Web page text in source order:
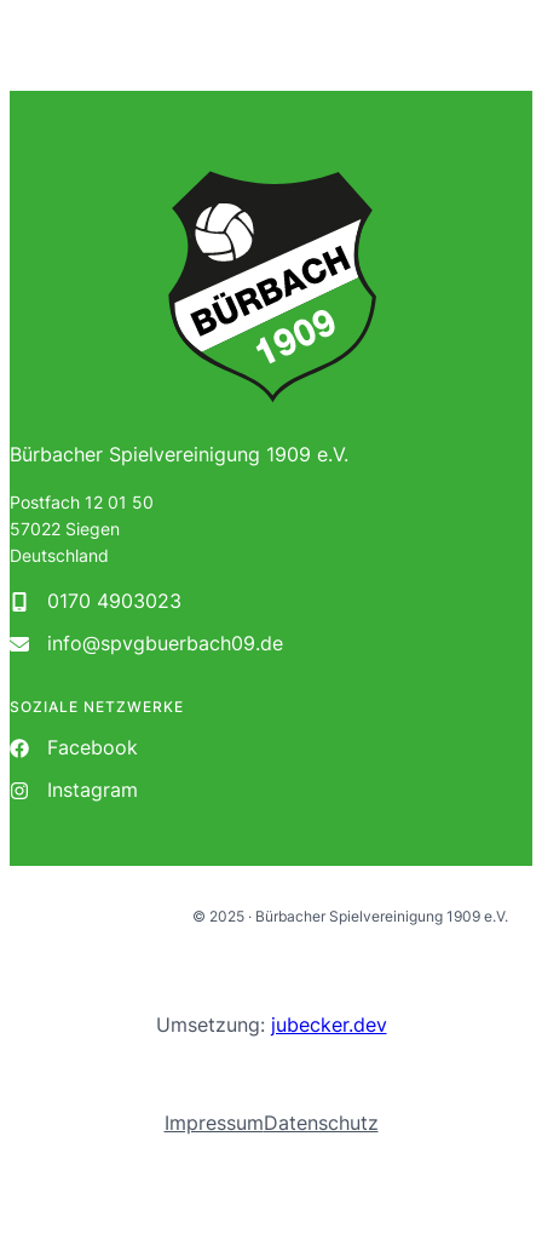
Bürbacher Spielvereinigung 1909 e.V.
Postfach 12 01 50
57022 Siegen
Deutschland
0170 4903023
info@spvgbuerbach09.de
SOZIALE NETZWERKE
Facebook
Instagram
© 2025 · Bürbacher Spielvereinigung 1909 e.V.
Umsetzung: jubecker.dev
ImpressumDatenschutz